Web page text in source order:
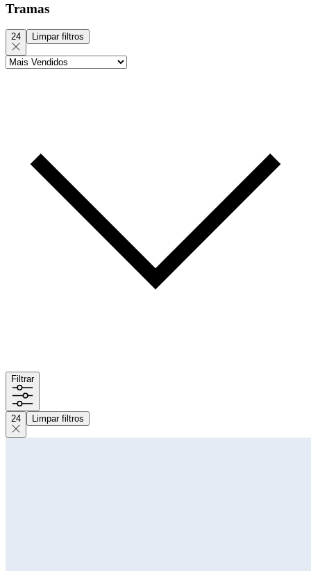
Tramas
24 Limpar filtros
Filtrar
24 Limpar filtros